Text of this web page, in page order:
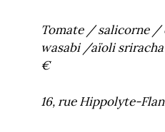
Tomate / salicorne /
wasabi /aïoli sriracha
€
16, rue Hippolyte-